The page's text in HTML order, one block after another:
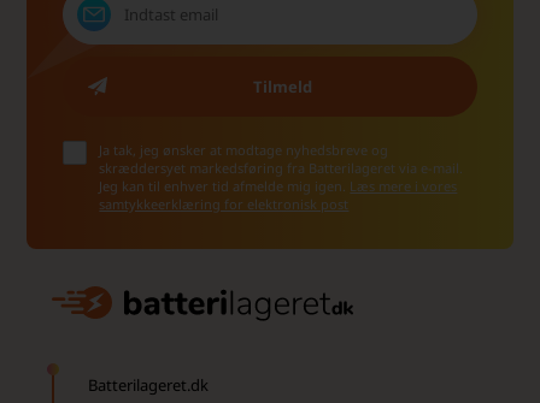
Ja tak, jeg ønsker at modtage nyhedsbreve og
skræddersyet markedsføring fra Batterilageret via e-mail.
Jeg kan til enhver tid afmelde mig igen. Læs mere i vores
samtykkeerklæring for elektronisk post
Batterilageret.dk